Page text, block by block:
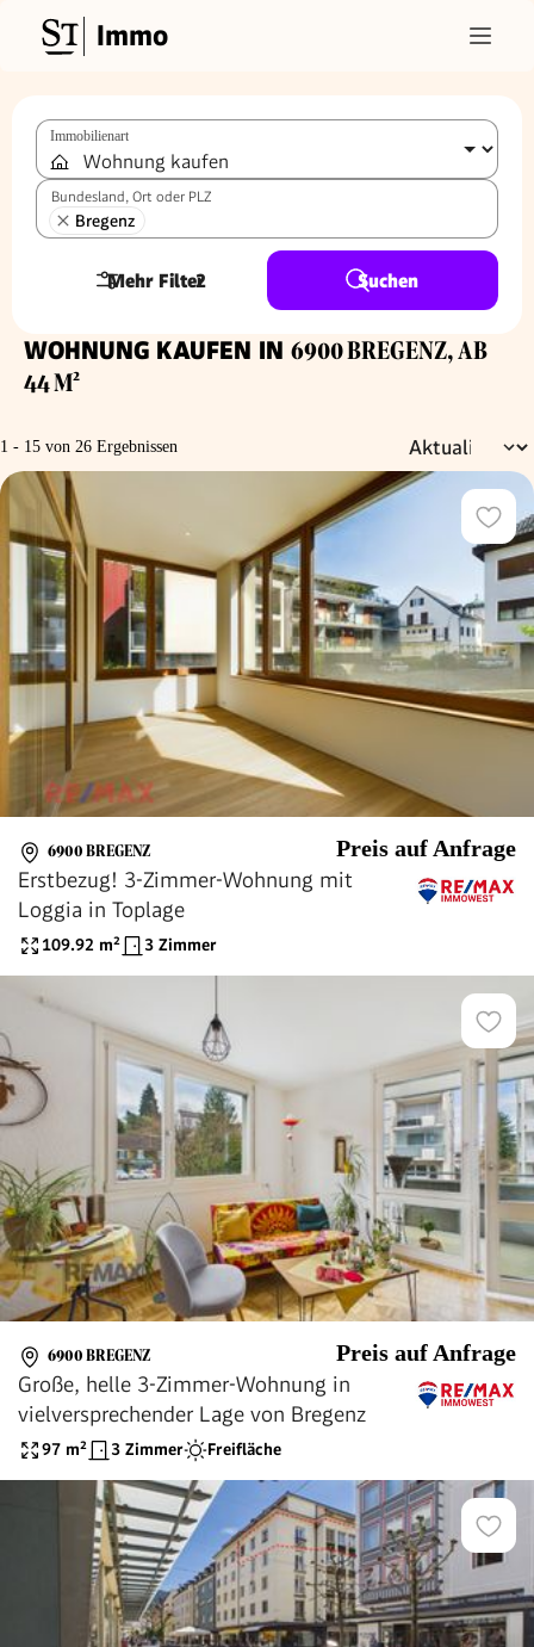
Immo
Immobilienart
Bundesland, Ort oder PLZ
Bregenz
Mehr Filter
2 Suchen
WOHNUNG KAUFEN IN 6900 BREGENZ, AB
44 M²
1 - 15 von 26 Ergebnissen
6900 BREGENZ Preis auf Anfrage
Erstbezug! 3-Zimmer-Wohnung mit
Loggia in Toplage
109.92 m² 3 Zimmer
6900 BREGENZ Preis auf Anfrage
Große, helle 3-Zimmer-Wohnung in
vielversprechender Lage von Bregenz
97 m² 3 Zimmer Freifläche